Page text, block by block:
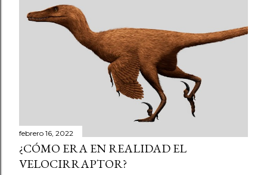
febrero 16, 2022
¿CÓMO ERA EN REALIDAD EL
VELOCIRRAPTOR?